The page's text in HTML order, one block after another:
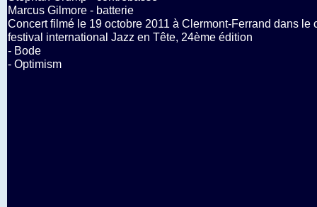
Marcus Gilmore - batterie
Concert filmé le 19 octobre 2011 à Clermont-Ferrand dans le
festival international Jazz en Tête, 24ème édition
- Bode
- Optimism